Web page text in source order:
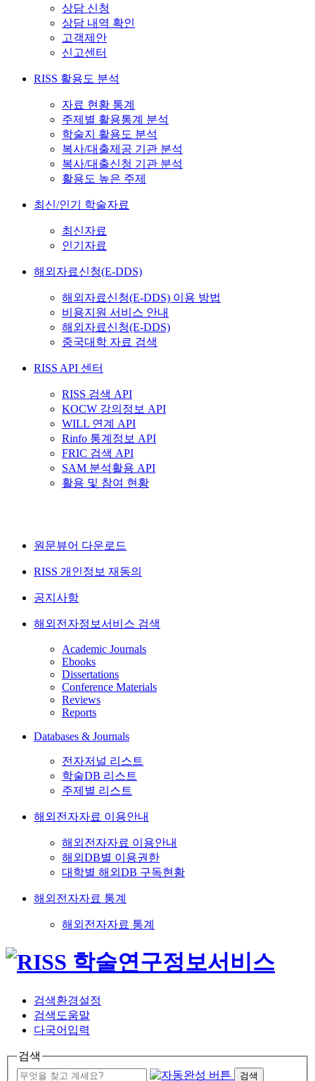
상담 신청
상담 내역 확인
고객제안
신고센터
RISS 활용도 분석
자료 현황 통계
주제별 활용통계 분석
학술지 활용도 분석
복사/대출제공 기관 분석
복사/대출신청 기관 분석
활용도 높은 주제
최신/인기 학술자료
최신자료
인기자료
해외자료신청(E-DDS)
해외자료신청(E-DDS) 이용 방법
비용지원 서비스 안내
해외자료신청(E-DDS)
중국대학 자료 검색
RISS API 센터
RISS 검색 API
KOCW 강의정보 API
WILL 연계 API
Rinfo 통계정보 API
FRIC 검색 API
SAM 분석활용 API
활용 및 참여 현황
원문뷰어 다운로드
RISS 개인정보 재동의
공지사항
해외전자정보서비스 검색
Academic Journals
Ebooks
Dissertations
Conference Materials
Reviews
Reports
Databases & Journals
전자저널 리스트
학술DB 리스트
주제별 리스트
해외전자자료 이용안내
해외전자자료 이용안내
해외DB별 이용권한
대학별 해외DB 구독현황
해외전자자료 통계
해외전자자료 통계
검색환경설정
검색도움말
다국어입력
검색
검색